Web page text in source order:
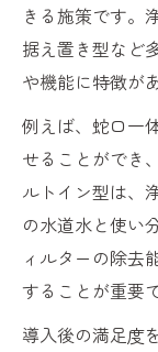
きる施策です。
据え置き型など
や機能に特徴が
例えば、蛇口一
せることができ
ルトイン型は、
の水道水と使い
ィルターの除去
することが重要
導入後の満足度